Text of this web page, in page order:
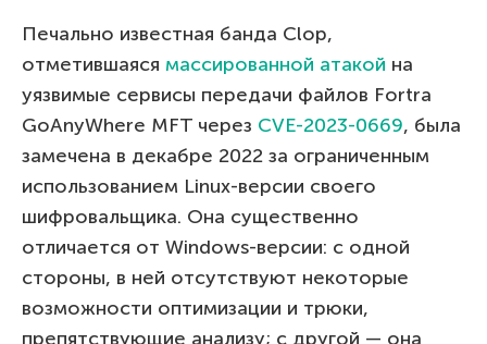
Печально известная банда Clop,
отметившаяся массированной атакой на
уязвимые cервисы передачи файлов Fortra
GoAnyWhere MFT через CVE-2023-0669, была
замечена в декабре 2022 за ограниченным
использованием Linux-версии своего
шифровальщика. Она существенно
отличается от Windows-версии: с одной
стороны, в ней отсутствуют некоторые
возможности оптимизации и трюки,
препятствующие анализу; с другой — она